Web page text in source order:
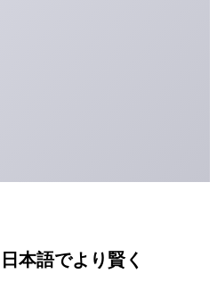
本語でより賢く